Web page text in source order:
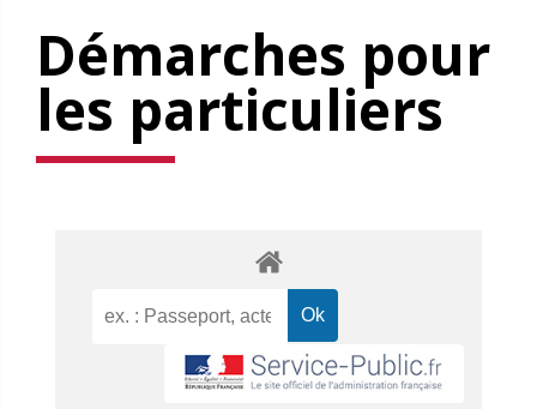
Démarches pour
les particuliers